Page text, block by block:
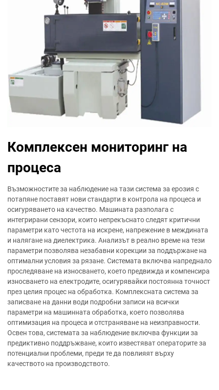
Комплексен мониторинг на
процеса
Възможностите за наблюдение на тази система за ерозия с
потапяне поставят нови стандарти в контрола на процеса и
осигуряването на качество. Машината разполага с
интегрирани сензори, които непрекъснато следят критични
параметри като честота на искрене, напрежение в междината
и налягане на диелектрика. Анализът в реално време на тези
параметри позволява незабавни корекции за поддържане на
оптимални условия за рязане. Системата включва напреднало
проследяване на износването, което предвижда и компенсира
износването на електродите, осигурявайки постоянна точност
през целия процес на обработка. Комплексната система за
записване на данни води подробни записи на всички
параметри на машинната обработка, което позволява
оптимизация на процеса и отстраняване на неизправности.
Освен това, системата за наблюдение включва функции за
предиктивно поддръжване, които известяват операторите за
потенциални проблеми, преди те да повлияят върху
качеството на производството.